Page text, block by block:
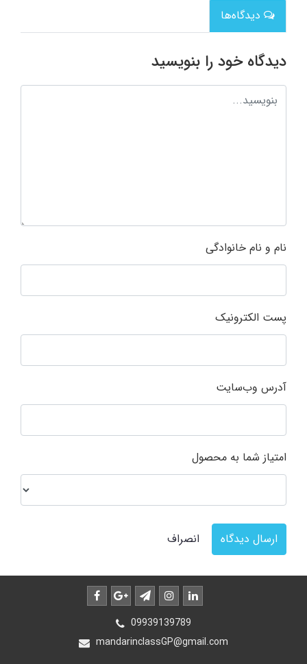
دیدگاه‌ها
دیدگاه خود را بنویسید
نام و نام خانوادگی
پست الکترونیک
آدرس وب‌سایت
امتیاز شما به محصول
ارسال دیدگاه انصراف
09939139789
mandarinclassGP@gmail.com